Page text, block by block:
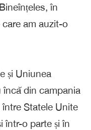
în
am auzit-o
și Uniunea
încă din campania
Statele Unite
într-o parte și în